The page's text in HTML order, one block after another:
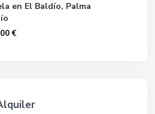
en El Baldío, Palma
€